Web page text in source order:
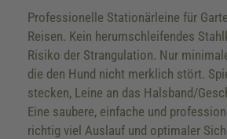
Professionelle Stationärleine für
Reisen. Kein herumschleifendes
Risiko der Strangulation. Nur
die den Hund nicht merklich stört.
stecken, Leine an das Halsband/
Eine saubere, einfache und
richtig viel Auslauf und optimaler